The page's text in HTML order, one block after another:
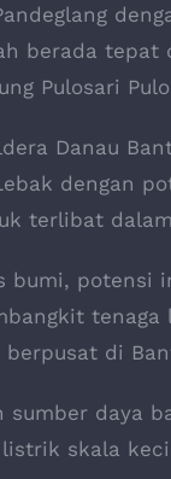
berada tepat
Pulosari
Danau
dengan
terlibat
bumi, potensi
di
sumber daya
skala